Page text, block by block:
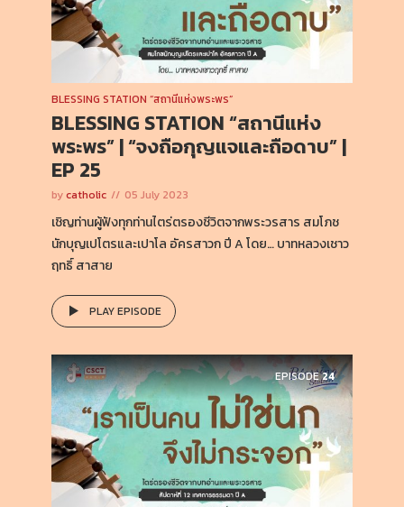
BLESSING STATION “สถานีแห่งพระพร”
BLESSING STATION “สถานีแห่ง
พระพร” | “จงถือกุญแจและถือดาบ” |
EP 25
bycatholic 05 July 2023
เชิญท่านผู้ฟังทุกท่านไตร่ตรองชีวิตจากพระวรสาร สมโภช
นักบุญเปโตรและเปาโล อัครสาวก ปี A โดย… บาทหลวงเชาว
ฤทธิ์ สาสาย
PLAY EPISODE
EPISODE24